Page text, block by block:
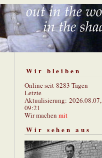
Wir bleiben
Online seit 8283 Tagen
Letzte
Aktualisierung: 2026.08.07,
09:21
Wir machen mit
Wir sehen aus